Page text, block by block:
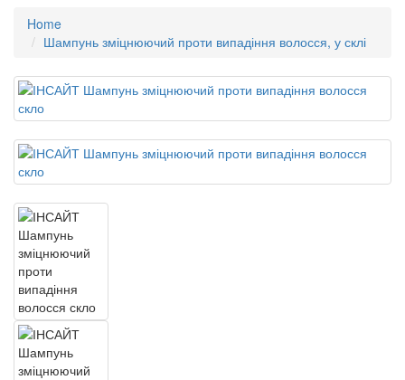
Home
Шампунь зміцнюючий проти випадіння волосся, у склі